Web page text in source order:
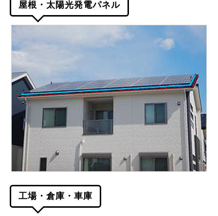
屋根・太陽光発電パネル
工場・倉庫・車庫